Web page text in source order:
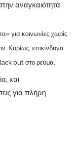
αναγκαιότητά
για κοινωνίες χωρίς
Κυρίως, επικίνδυνα
out στο ρεύμα.
και
για πλήρη